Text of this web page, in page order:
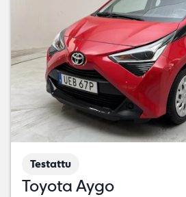
Testattu
Toyota Aygo